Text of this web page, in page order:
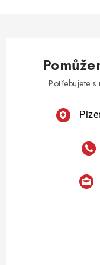
Potřebujete s